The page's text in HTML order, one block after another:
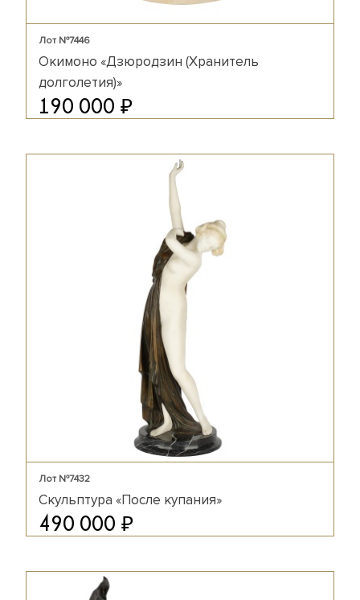
Лот №7446
Окимоно «Дзюродзин (Хранитель
долголетия)»
190 000 ₽
Лот №7432
Скульптура «После купания»
490 000 ₽